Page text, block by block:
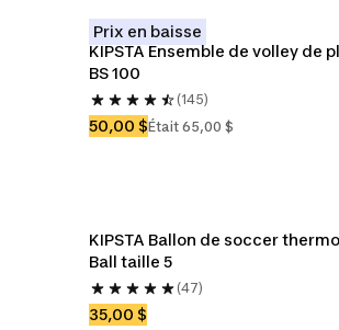
Prix en baisse
KIPSTA Ensemble de volley de
BS 100
(145)
50,00 $Était 65,00 $
KIPSTA Ballon de soccer
Ball taille 5
(47)
35,00 $